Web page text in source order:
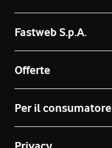
Fastweb S.p.A.
Offerte
Per il consumatore